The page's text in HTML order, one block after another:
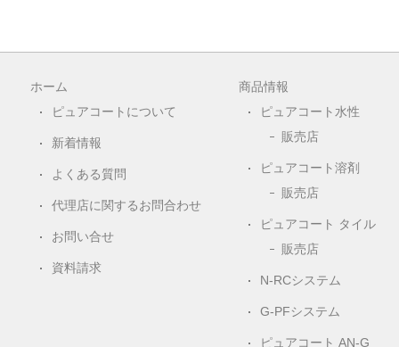
ホーム
ピュアコートについて
新着情報
よくある質問
代理店に関するお問合わせ
お問い合せ
資料請求
商品情報
ピュアコート水性
販売店
ピュアコート溶剤
販売店
ピュアコート タイル
販売店
N-RCシステム
G-PFシステム
ピュアコート AN-G